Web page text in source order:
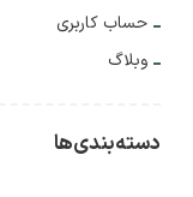
حساب کاربری
وبلاگ
دسته‌بندی‌ها